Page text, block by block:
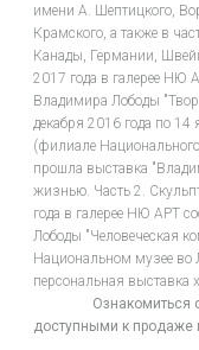
имени А. Шептицкого,
Крамского, а также в
Канады, Германии,
2017 года в галерее НЮ
Владимира Лободы
декабря 2016 года по
(филиале
прошла выставка
жизнью. Часть 2.
года в галерее НЮ АРТ
Лободы "Человеческая
Национальном музее во
персональная выставка
Ознакомиться
доступными к продаже